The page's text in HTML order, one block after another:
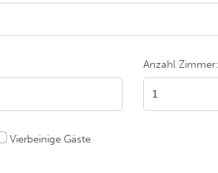
Anzahl Zimmer:
Vierbeinige Gäste